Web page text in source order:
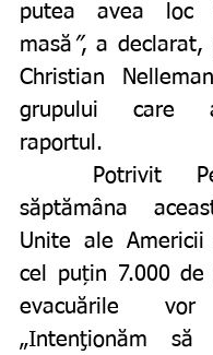
putea avea loc
masă ”, a declarat,
Christian
grupului care
raportul.
săptămâna
Unite ale Americii
cel puțin 7.000 de
evacuările vor
„Intenţionăm